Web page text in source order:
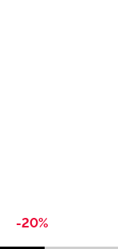
-20%